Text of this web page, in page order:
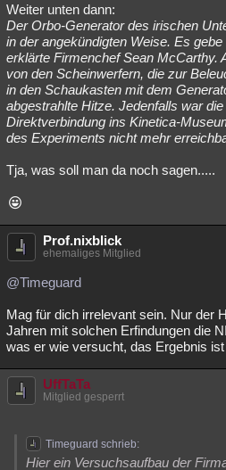
Lesenswert Schlüsselwörter
Weiter unten dann:
Der Orbo-Generator des irischen
in der angekündigten Weise. Es
erklärte Firmenchef Sean McCarthy.
von den Scheinwerfern, die zur
in den Schaukasten mit dem
abgestrahlte Hitze. Jedenfalls war
Direktverbindung ins Kinetica-
des Experiments nicht mehr
Tja, was soll man da noch sagen.....
Prof.nixblick
ehemaliges Mitglied
@Timeguard
Mag für dich irrelevant sein. Nur der
Jahren mit solchen Erfindungen die
was er wie versucht, das Ergebnis
UffTaTa
Mitglied gesperrt
Timeguard schrieb:
Hier ein Versuchsaufbau der